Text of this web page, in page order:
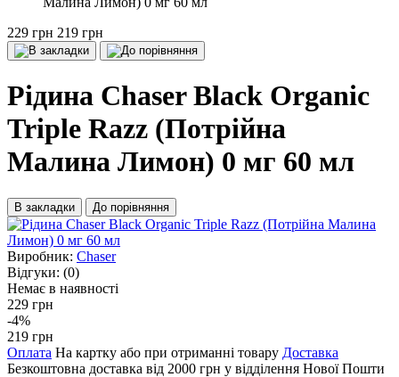
229 грн 219 грн
Рідина Chaser Black Organic
Triple Razz (Потрійна
Малина Лимон) 0 мг 60 мл
В закладки До порівняння
Виробник: Chaser
Відгуки: (0)
Немає в наявності
229 грн
-4%
219 грн
Оплата На картку або при отриманні товару Доставка
Безкоштовна доставка від 2000 грн у відділення Нової Пошти